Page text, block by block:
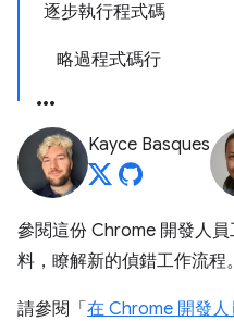
逐步執行程式碼
略過程式碼行
Kayce Basques
參閱這份 Chrome 開發人
料，瞭解新的偵錯工作流程。
請參閱「 在 Chrome 開發